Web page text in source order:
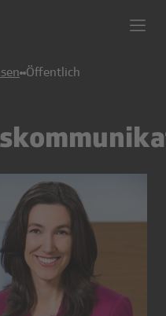
Öffentlich